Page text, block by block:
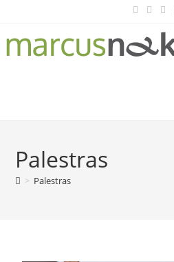
Palestras
> Palestras